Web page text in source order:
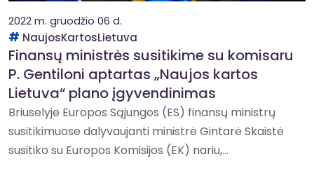
2022 m. gruodžio 06 d.
NaujosKartosLietuva
Finansų ministrės susitikime su komisaru
P. Gentiloni aptartas „Naujos kartos
Lietuva“ plano įgyvendinimas
Briuselyje Europos Sąjungos (ES) finansų ministrų
susitikimuose dalyvaujanti ministrė Gintarė Skaistė
susitiko su Europos Komisijos (EK) nariu,...